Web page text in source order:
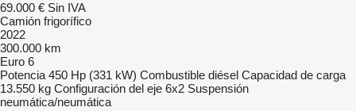
69.000 € Sin IVA
Camión frigorífico
2022
300.000 km
Euro 6
Potencia 450 Hp (331 kW) Combustible diésel Capacidad de carga
13.550 kg Configuración del eje 6x2 Suspensión
neumática/neumática